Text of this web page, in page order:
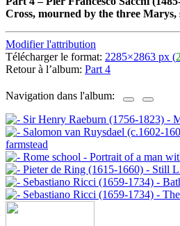
Cross, mourned by the three
Modifier l'attribution
Télécharger le format: 2285×2863 px (
Retour à l’album: Part 4
Navigation dans l'album: